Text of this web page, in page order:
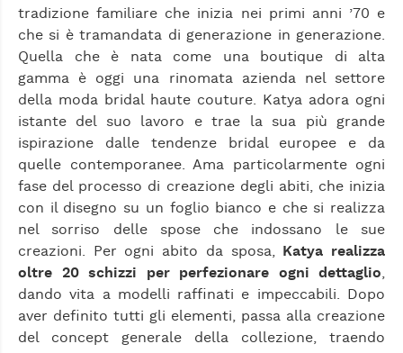
tradizione familiare che inizia nei primi anni ’70 e
che si è tramandata di generazione in generazione.
Quella che è nata come una boutique di alta
gamma è oggi una rinomata azienda nel settore
della moda bridal haute couture. Katya adora ogni
istante del suo lavoro e trae la sua più grande
ispirazione dalle tendenze bridal europee e da
quelle contemporanee. Ama particolarmente ogni
fase del processo di creazione degli abiti, che inizia
con il disegno su un foglio bianco e che si realizza
nel sorriso delle spose che indossano le sue
creazioni. Per ogni abito da sposa, Katya realizza
oltre 20 schizzi per perfezionare ogni dettaglio
dando vita a modelli raffinati e impeccabili. Dopo
aver definito tutti gli elementi, passa alla creazione
del concept generale della collezione, traendo